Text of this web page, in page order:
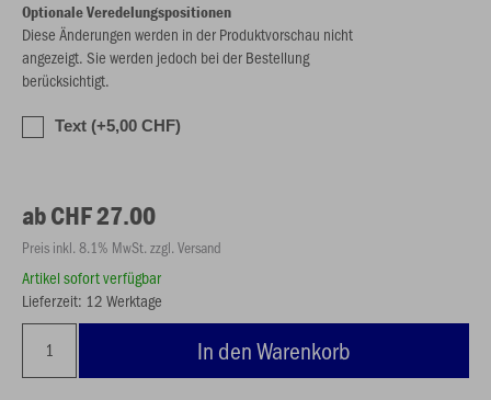
Optionale Veredelungspositionen
Diese Änderungen werden in der Produktvorschau nicht
angezeigt. Sie werden jedoch bei der Bestellung
berücksichtigt.
Text (+5,00 CHF)
ab CHF 27.00
Preis inkl. 8.1% MwSt. zzgl. Versand
Artikel sofort verfügbar
Lieferzeit: 12 Werktage
In den Warenkorb